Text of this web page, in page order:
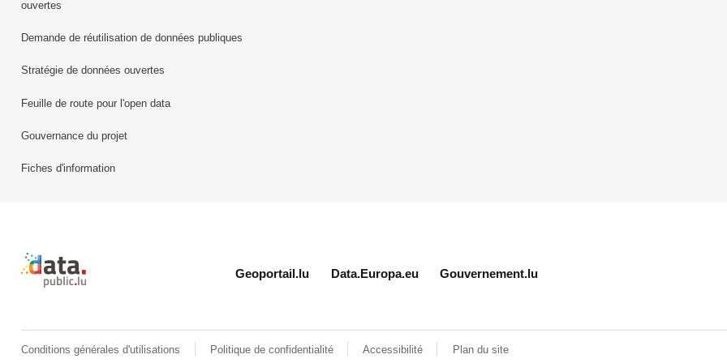
ouvertes
Demande de réutilisation de données publiques
Stratégie de données ouvertes
Feuille de route pour l'open data
Gouvernance du projet
Fiches d'information
Retour à l'accueil de data.public.lu
Geoportail.lu Data.Europa.eu Gouvernement.lu
Conditions générales d'utilisations Politique de confidentialité Accessibilité Plan du site